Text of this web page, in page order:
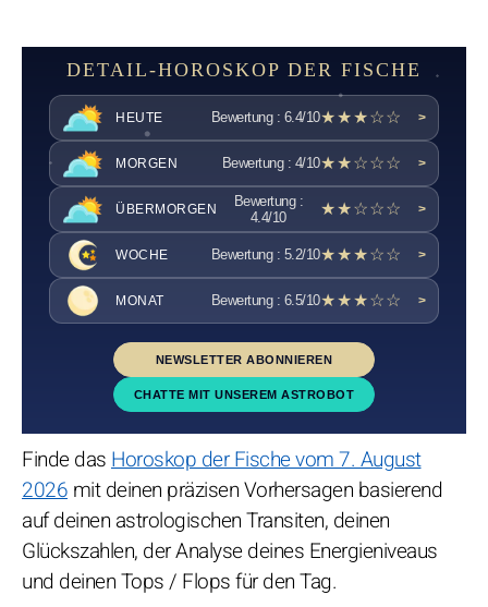
DETAIL-HOROSKOP DER FISCHE
HEUTE Bewertung : 6.4/10★★★☆☆ >
MORGEN Bewertung : 4/10★★☆☆☆ >
ÜBERMORGEN
Bewertung :
4.4/10
★★☆☆☆ >
WOCHE Bewertung : 5.2/10★★★☆☆ >
MONAT Bewertung : 6.5/10★★★☆☆ >
NEWSLETTER ABONNIEREN
CHATTE MIT UNSEREM ASTROBOT
Finde dasHoroskop der Fische vom 7. August
2026 mit deinen präzisen Vorhersagen basierend
auf deinen astrologischen Transiten, deinen
Glückszahlen, der Analyse deines Energieniveaus
und deinen Tops / Flops für den Tag.